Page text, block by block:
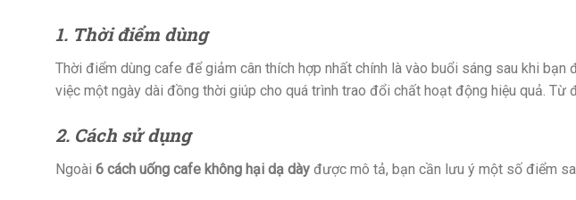
1. Thời điểm dùng
Thời điểm dùng cafe để giảm cân thích hợp nhất chính là vào buổi sáng sau khi bạn
việc một ngày dài đồng thời giúp cho quá trình trao đổi chất hoạt động hiệu quả. Từ
2. Cách sử dụng
Ngoài 6 cách uống cafe không hại dạ dày được mô tả, bạn cần lưu ý một số điểm